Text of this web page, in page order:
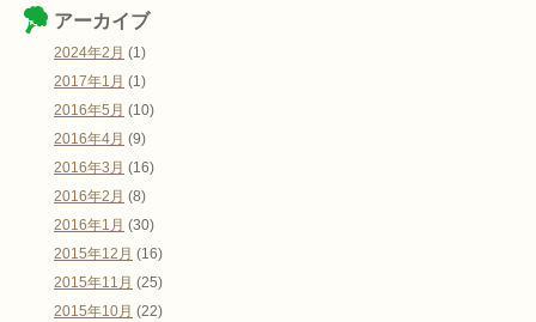
アーカイブ
2024年2月 (1)
2017年1月 (1)
2016年5月 (10)
2016年4月 (9)
2016年3月 (16)
2016年2月 (8)
2016年1月 (30)
2015年12月 (16)
2015年11月 (25)
2015年10月 (22)